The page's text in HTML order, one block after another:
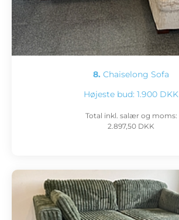
8. Chaiselong Sofa
Højeste bud: 1.900 DKK
Total inkl. salær og moms:
2.897,50 DKK